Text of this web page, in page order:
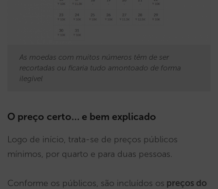
As moedas com muitos números têm de ser
recortadas ou ficaria tudo amontoado de forma
ilegível
O preço certo… e bem explicado
Logo de início, trata-se de preços públicos
mínimos, por quarto e para duas pessoas.
Conforme os públicos, são incluídos os preços do